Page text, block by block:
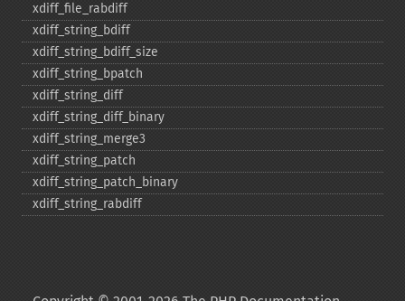
xdiff_​file_​rabdiff
xdiff_​string_​bdiff
xdiff_​string_​bdiff_​size
xdiff_​string_​bpatch
xdiff_​string_​diff
xdiff_​string_​diff_​binary
xdiff_​string_​merge3
xdiff_​string_​patch
xdiff_​string_​patch_​binary
xdiff_​string_​rabdiff